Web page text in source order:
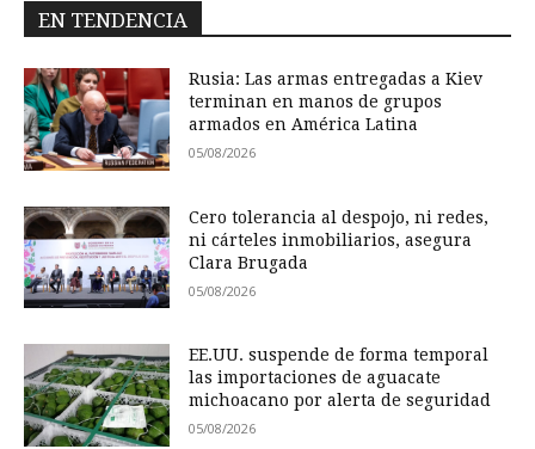
EN TENDENCIA
Rusia: Las armas entregadas a Kiev
terminan en manos de grupos
armados en América Latina
05/08/2026
Cero tolerancia al despojo, ni redes,
ni cárteles inmobiliarios, asegura
Clara Brugada
05/08/2026
EE.UU. suspende de forma temporal
las importaciones de aguacate
michoacano por alerta de seguridad
05/08/2026